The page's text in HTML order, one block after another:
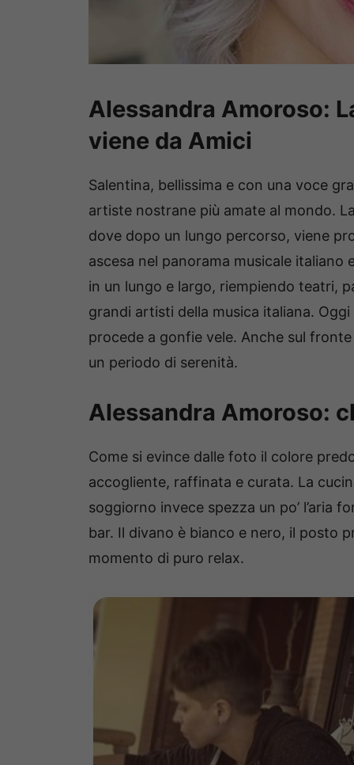
Alessandra Amoroso:
viene da Amici
Salentina, bellissima e con una voce
artiste nostrane più amate al mondo.
dove dopo un lungo percorso, viene
ascesa nel panorama musicale italiano
in un lungo e largo, riempiendo teatri,
grandi artisti della musica italiana.
procede a gonfie vele. Anche sul
un periodo di serenità.
Alessandra Amoroso:
Come si evince dalle foto il colore
accogliente, raffinata e curata. La
soggiorno invece spezza un po’ l’aria
bar. Il divano è bianco e nero, il posto
momento di puro relax.